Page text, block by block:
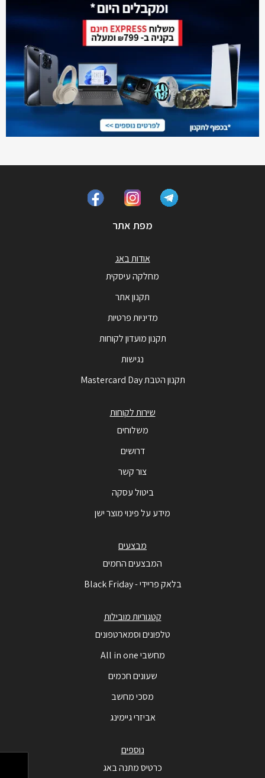
מפת אתר
אודות באג
מחלקה עיסקית
תקנון אתר
מדיניות פרטיות
תקנון מועדון לקוחות
נגישות
תקנון הטבת Mastercard Day
שירות לקוחות
משלוחים
דרושים
צור קשר
ביטול עסקה
מידע על פינוי מוצר ישן
מבצעים
המבצעים החמים
בלאק פריידי - Black Friday
קטגוריות מובילות
טלפונים וסמארטפונים
מחשבי All in one
שעונים חכמים
מסכי מחשב
אביזרי גיימינג
נוספים
כרטיס מתנה באג